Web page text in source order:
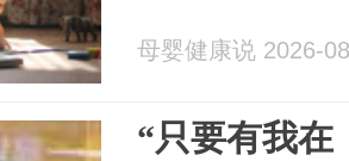
母婴健康说 2026-
“只要有我在